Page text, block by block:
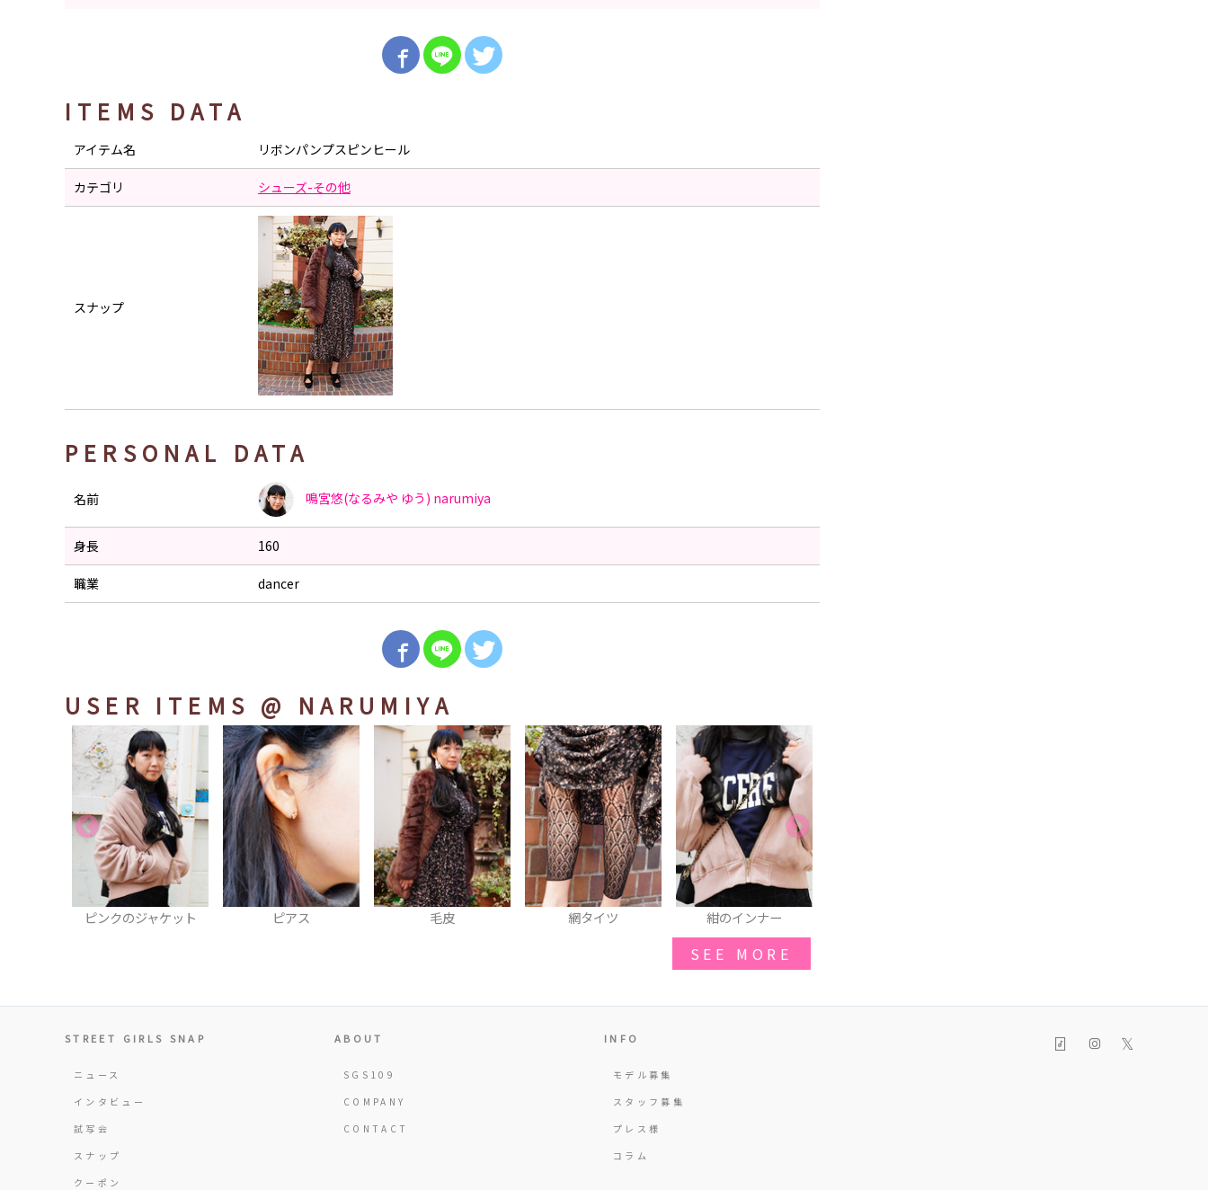
ITEMS DATA
アイテム名 リボンパンプスピンヒール
カテゴリ シューズ-その他
スナップ
PERSONAL DATA
名前 鳴宮悠(なるみや ゆう) narumiya
身長 160
職業 dancer
USER ITEMS @ NARUMIYA
ピンクのジャケット ピアス 毛皮 網タイツ 紺のインナー
SEE MORE
STREET GIRLS SNAP
ニュース
インタビュー
試写会
スナップ
クーポン
ABOUT
SGS109
COMPANY
CONTACT
INFO
モデル募集
スタッフ募集
プレス様
コラム
𝕏